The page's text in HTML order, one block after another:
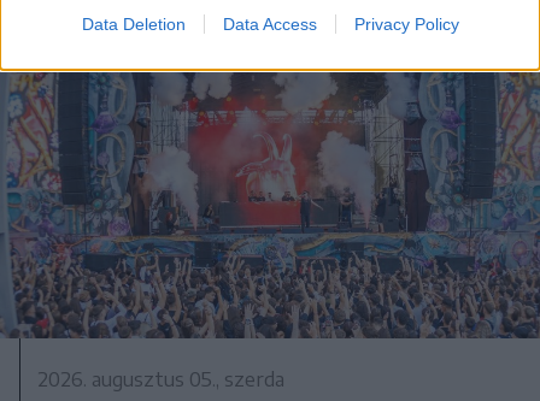
Data Deletion Data Access Privacy Policy
2026. augusztus 05., szerda